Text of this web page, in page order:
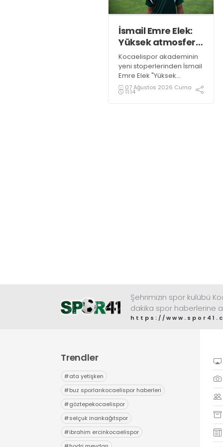
İsmail Emre Elek:
Yüksek atmosferli
maçlara alışığım
Kocaelispor akademinin
yeni stoperlerinden İsmail
Emre Elek "Yüksek
atmosferli maçlara
alışığım" dedi.
07 Ağustos 2026 Cuma
11:14
Şehrimizin spor kulübü
dakika spor haberlerine
https://
Trendler
#ata yetişken
#buz sporlarıkocaelispor haberleri
#göztepekocaelispor
#selçuk inankağıtspor
#ibrahim ercinkocaelispor